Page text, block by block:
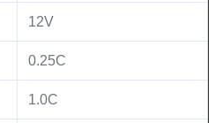
12V
0.25C
1.0C